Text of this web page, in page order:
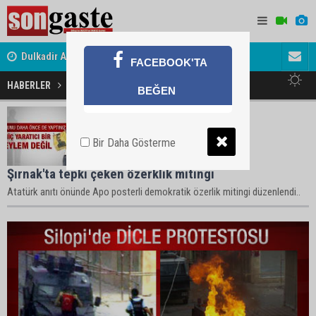
Dulkadir Ailesinin Mutlu Günü Gölbaşı
HABERLER
Şırnak'ta tepki çeken özerklik mitingi
Atatürk anıtı önünde Apo posterli demokratik özerlik mitingi düzenlendi..
FACEBOOK'TA
BEĞEN
Bir Daha Gösterme